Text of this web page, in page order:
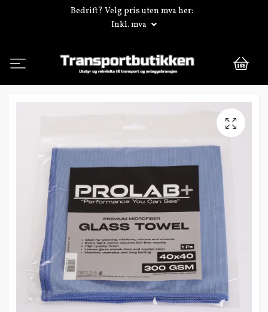
Bedrift? Velg pris uten mva her:
Inkl. mva
0